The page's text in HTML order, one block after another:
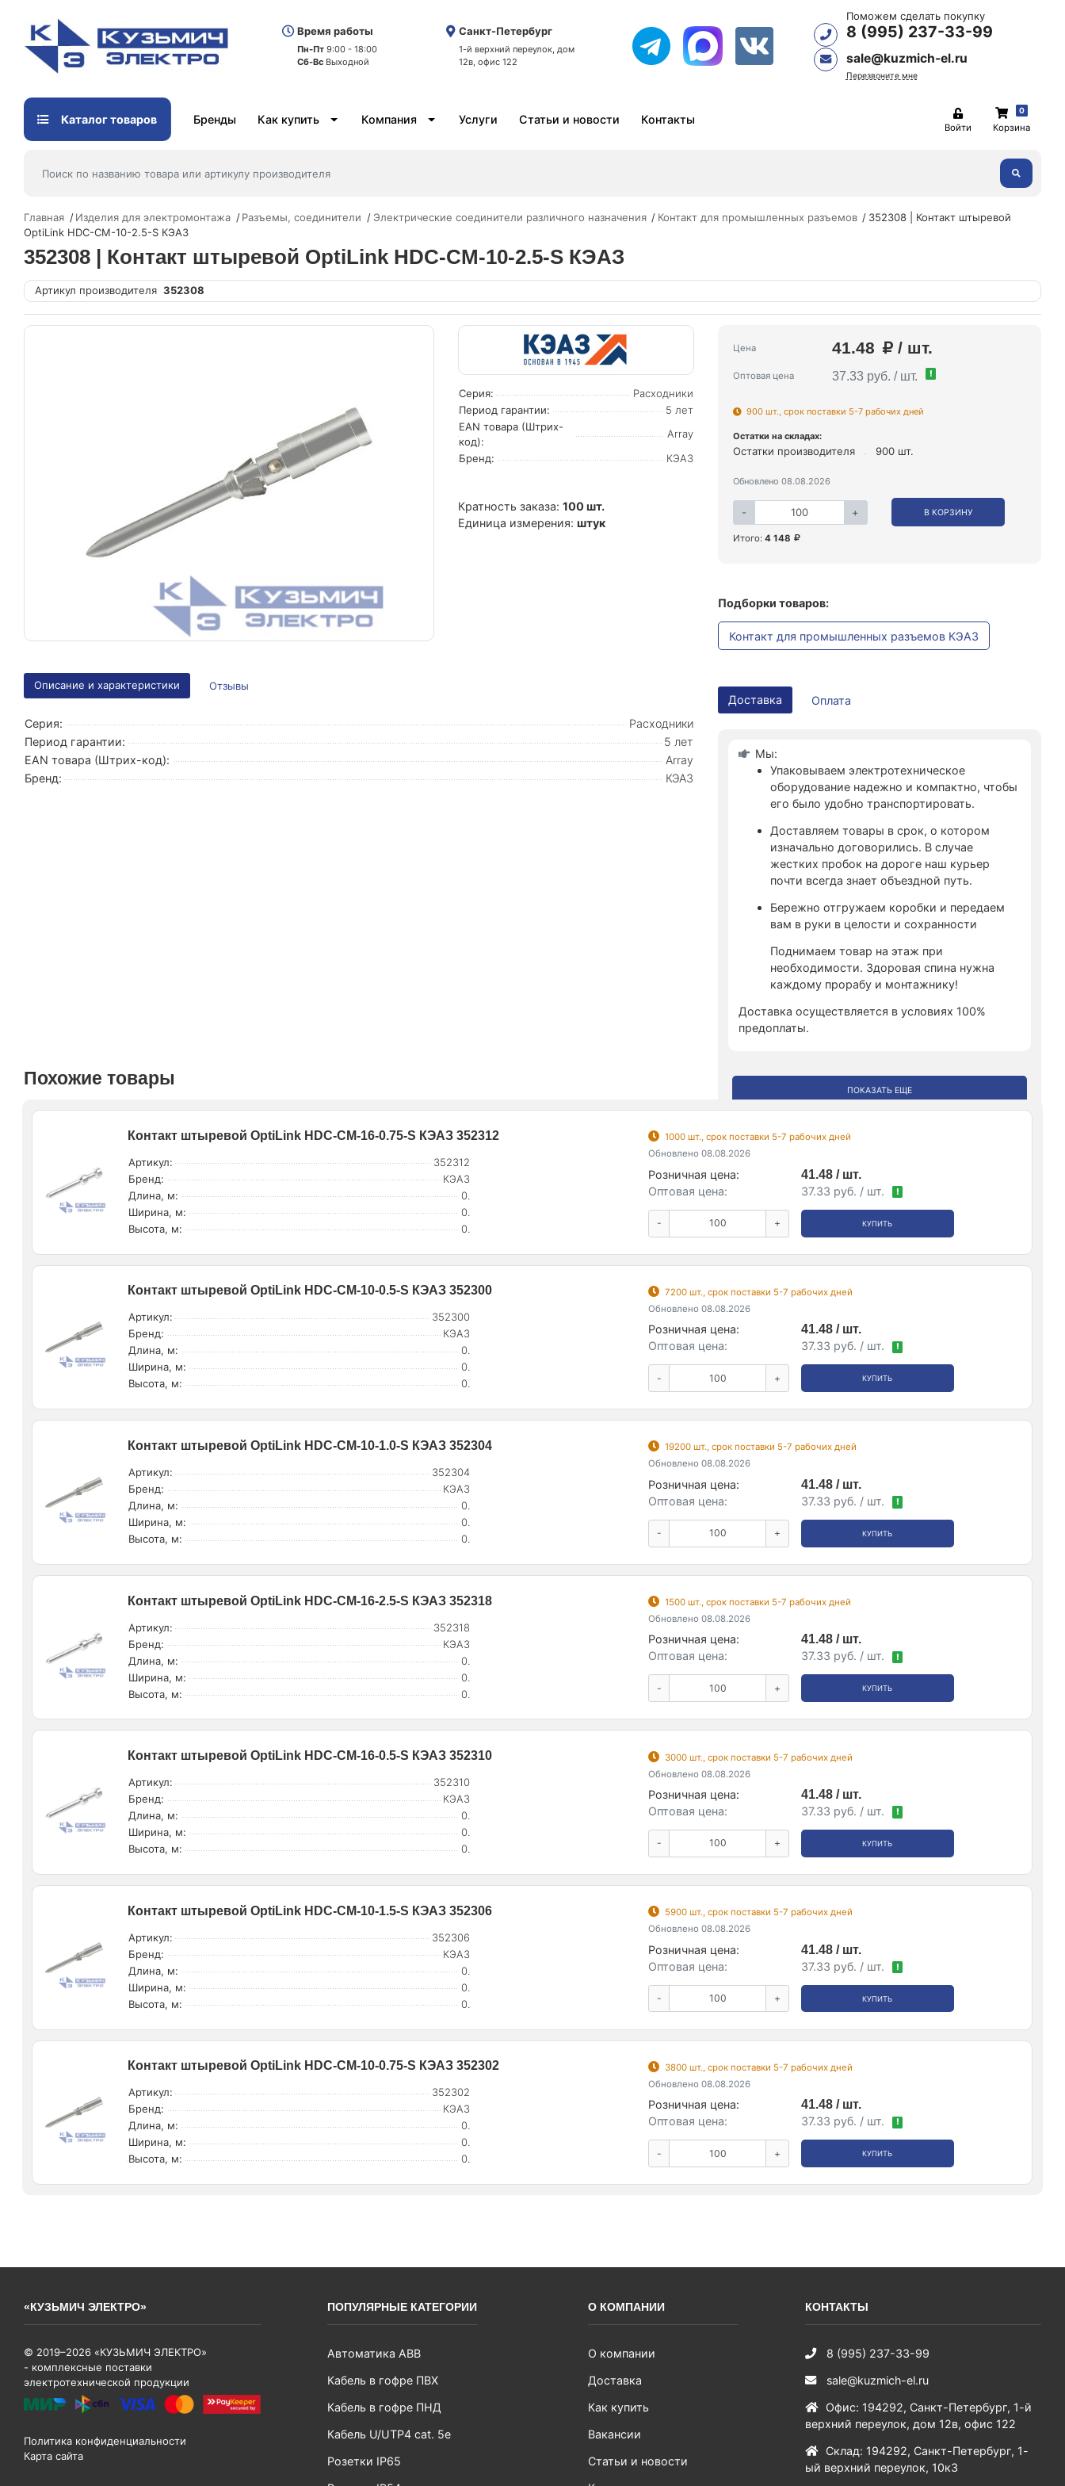
Время работы
Пн-Пт 9:00 - 18:00
Сб-Вс Выходной
Санкт-Петербург
1-й верхний переулок, дом
12в, офис 122
Поможем сделать покупку
8 (995) 237-33-99
sale@kuzmich-el.ru
Перезвоните мне
Каталог товаров Бренды Как купить Компания Услуги Статьи и новости Контакты
Войти
0
Корзина
Главная Изделия для электромонтажа Разъемы, соединители Электрические соединители различного назначения Контакт для промышленных разъемов
352308 | Контакт штыревой
OptiLink HDC-CM-10-2.5-S КЭАЗ
352308 | Контакт штыревой OptiLink HDC-CM-10-2.5-S КЭАЗ
Артикул производителя 352308
Серия:
Расходники
Период гарантии:
5 лет
EAN товара (Штрих-
код):
Array
Бренд:
КЭАЗ
Кратность заказа: 100 шт.
Единица измерения: штук
Цена 41.48 / шт.
Оптовая цена 37.33 руб. / шт. !
900 шт., срок поставки 5-7 рабочих дней
Остатки на складах:
Остатки производителя 900 шт.
Обновлено 08.08.2026
- + В КОРЗИНУ
Итого: 4 148
Подборки товаров:
Контакт для промышленных разъемов КЭАЗ
Доставка Оплата
Мы:
Упаковываем электротехническое
оборудование надежно и компактно, чтобы
его было удобно транспортировать.
Доставляем товары в срок, о котором
изначально договорились. В случае
жестких пробок на дороге наш курьер
почти всегда знает объездной путь.
Бережно отгружаем коробки и передаем
вам в руки в целости и сохранности
Поднимаем товар на этаж при
необходимости. Здоровая спина нужна
каждому прорабу и монтажнику!
Доставка осуществляется в условиях 100%
предоплаты.
ПОКАЗАТЬ ЕЩЕ
Описание и характеристики Отзывы
Серия:
Расходники
Период гарантии:
5 лет
EAN товара (Штрих-код):
Array
Бренд:
КЭАЗ
Похожие товары
Контакт штыревой OptiLink HDC-CM-16-0.75-S КЭАЗ 352312
Артикул:
352312
Бренд:
КЭАЗ
Длина, м:
0.
Ширина, м:
0.
Высота, м:
0.
1000 шт., срок поставки 5-7 рабочих дней
Обновлено 08.08.2026
Розничная цена:
41.48 / шт.
Оптовая цена:
37.33 руб. / шт. !
- + КУПИТЬ
Контакт штыревой OptiLink HDC-CM-10-0.5-S КЭАЗ 352300
Артикул:
352300
Бренд:
КЭАЗ
Длина, м:
0.
Ширина, м:
0.
Высота, м:
0.
7200 шт., срок поставки 5-7 рабочих дней
Обновлено 08.08.2026
Розничная цена:
41.48 / шт.
Оптовая цена:
37.33 руб. / шт. !
- + КУПИТЬ
Контакт штыревой OptiLink HDC-CM-10-1.0-S КЭАЗ 352304
Артикул:
352304
Бренд:
КЭАЗ
Длина, м:
0.
Ширина, м:
0.
Высота, м:
0.
19200 шт., срок поставки 5-7 рабочих дней
Обновлено 08.08.2026
Розничная цена:
41.48 / шт.
Оптовая цена:
37.33 руб. / шт. !
- + КУПИТЬ
Контакт штыревой OptiLink HDC-CM-16-2.5-S КЭАЗ 352318
Артикул:
352318
Бренд:
КЭАЗ
Длина, м:
0.
Ширина, м:
0.
Высота, м:
0.
1500 шт., срок поставки 5-7 рабочих дней
Обновлено 08.08.2026
Розничная цена:
41.48 / шт.
Оптовая цена:
37.33 руб. / шт. !
- + КУПИТЬ
Контакт штыревой OptiLink HDC-CM-16-0.5-S КЭАЗ 352310
Артикул:
352310
Бренд:
КЭАЗ
Длина, м:
0.
Ширина, м:
0.
Высота, м:
0.
3000 шт., срок поставки 5-7 рабочих дней
Обновлено 08.08.2026
Розничная цена:
41.48 / шт.
Оптовая цена:
37.33 руб. / шт. !
- + КУПИТЬ
Контакт штыревой OptiLink HDC-CM-10-1.5-S КЭАЗ 352306
Артикул:
352306
Бренд:
КЭАЗ
Длина, м:
0.
Ширина, м:
0.
Высота, м:
0.
5900 шт., срок поставки 5-7 рабочих дней
Обновлено 08.08.2026
Розничная цена:
41.48 / шт.
Оптовая цена:
37.33 руб. / шт. !
- + КУПИТЬ
Контакт штыревой OptiLink HDC-CM-10-0.75-S КЭАЗ 352302
Артикул:
352302
Бренд:
КЭАЗ
Длина, м:
0.
Ширина, м:
0.
Высота, м:
0.
3800 шт., срок поставки 5-7 рабочих дней
Обновлено 08.08.2026
Розничная цена:
41.48 / шт.
Оптовая цена:
37.33 руб. / шт. !
- + КУПИТЬ
«КУЗЬМИЧ ЭЛЕКТРО»
© 2019–2026 «КУЗЬМИЧ ЭЛЕКТРО»
- комплексные поставки
электротехнической продукции
Политика конфиденциальности
Карта сайта
ПОПУЛЯРНЫЕ КАТЕГОРИИ
Автоматика ABB
Кабель в гофре ПВХ
Кабель в гофре ПНД
Кабель U/UTP4 cat. 5e
Розетки IP65
О КОМПАНИИ
О компании
Доставка
Как купить
Вакансии
Статьи и новости
КОНТАКТЫ
8 (995) 237-33-99
sale@kuzmich-el.ru
Офис: 194292, Санкт-Петербург, 1-й
верхний переулок, дом 12в, офис 122
Склад: 194292, Санкт-Петербург, 1-
ый верхний переулок, 10к3